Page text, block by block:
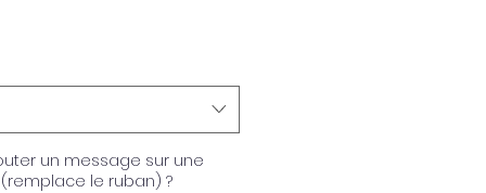
un message sur une
le ruban) ?